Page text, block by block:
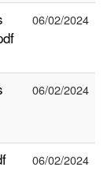
06/02/2024
06/02/2024
06/02/2024